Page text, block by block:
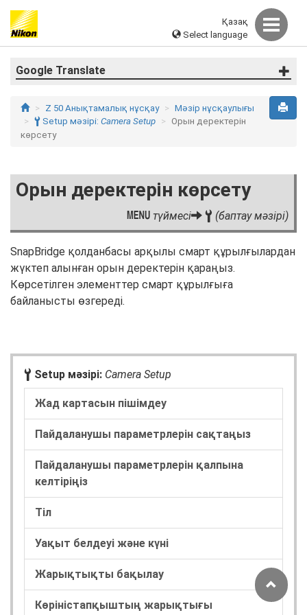
Қазақ
Select language
Google Translate
Z 50 Анықтамалық нұсқау Мәзір нұсқаулығы
B Setup мәзірі: Camera Setup
Орын деректерін
көрсету
Орын деректерін көрсету
G түймесі B (баптау мәзірі)
SnapBridge қолданбасы арқылы смарт құрылғылардан
жүктеп алынған орын деректерін қараңыз.
Көрсетілген элементтер смарт құрылғыға
байланысты өзгереді.
B Setup мәзірі: Camera Setup
Жад картасын пішімдеу
Пайдаланушы параметрлерін сақтаңыз
Пайдаланушы параметрлерін қалпына
келтіріңіз
Тіл
Уақыт белдеуі және күні
Жарықтықты бақылау
Көріністапқыштың жарықтығы